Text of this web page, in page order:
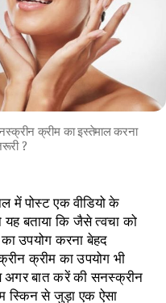
क्रीम का इस्तेमाल करना
?
पोस्ट एक वीडियो के
बताया कि जैसे त्वचा को
उपयोग करना बेहद
क्रीम का उपयोग भी
अगर बात करें की सनस्क्रीन
स्किन से जुड़ा एक ऐसा